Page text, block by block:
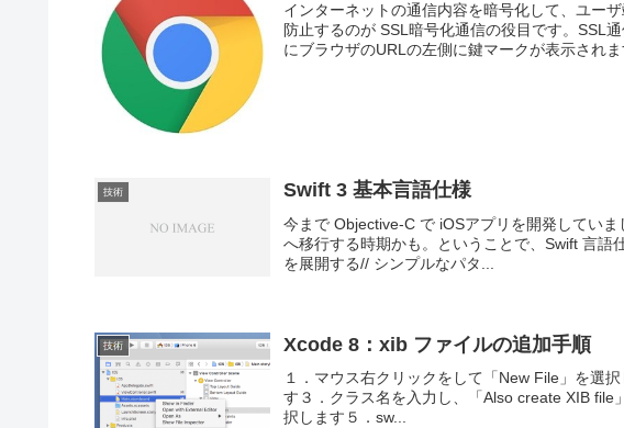
インターネットの通信内容を暗号化して、ユー
防止するのが SSL暗号化通信の役目です。SSL
にブラウザのURLの左側に鍵マークが表示され
技術 Swift 3 基本言語仕様
今まで Objective-C で iOSアプリを開発してい
へ移行する時期かも。ということで、Swift 言語
を展開する// シンプルなパタ...
技術 Xcode 8：xib ファイルの追加手順
１．マウス右クリックをして「New File」を選
す３．クラス名を入力し、「Also create XIB
択します５．sw...